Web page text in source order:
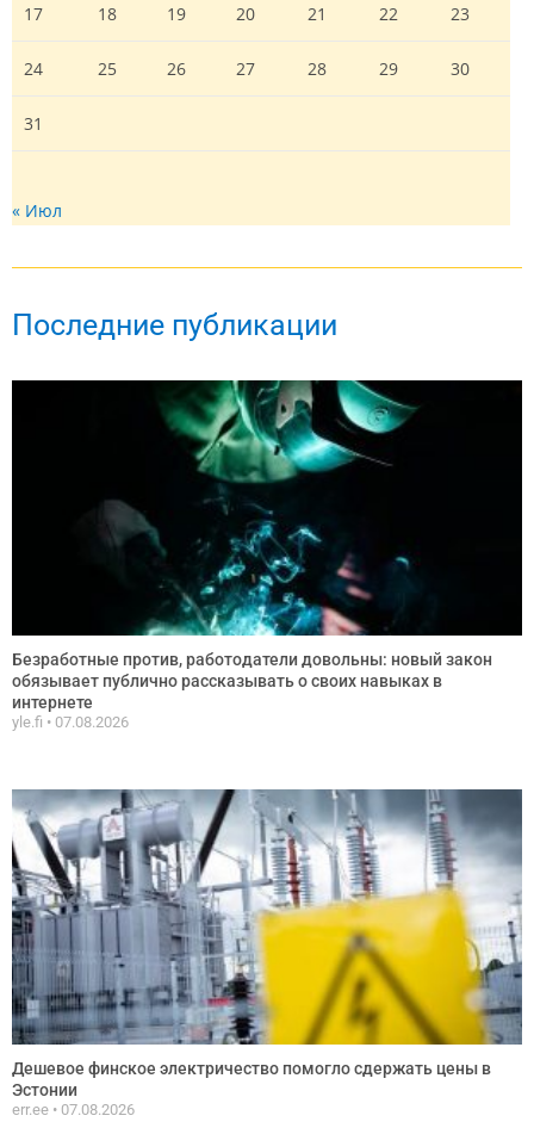
17 18 19 20 21 22 23
24 25 26 27 28 29 30
31
« Июл
Последние публикации
Безработные против, работодатели довольны: новый закон
обязывает публично рассказывать о своих навыках в
интернете
yle.fi 07.08.2026
Дешевое финское электричество помогло сдержать цены в
Эстонии
err.ee 07.08.2026